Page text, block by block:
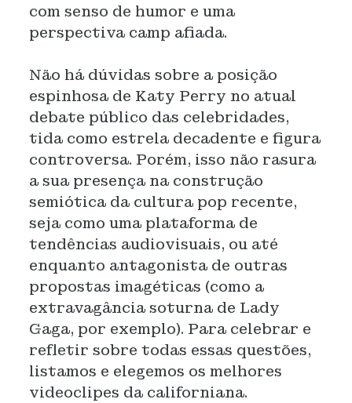
com senso de humor e uma
perspectiva camp afiada.
Não há dúvidas sobre a posição
espinhosa de Katy Perry no atual
debate público das celebridades,
tida como estrela decadente e figura
controversa. Porém, isso não rasura
a sua presença na construção
semiótica da cultura pop recente,
seja como uma plataforma de
tendências audiovisuais, ou até
enquanto antagonista de outras
propostas imagéticas (como a
extravagância soturna de Lady
Gaga, por exemplo). Para celebrar e
refletir sobre todas essas questões,
listamos e elegemos os melhores
videoclipes da californiana.